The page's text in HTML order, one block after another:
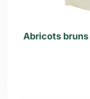
Abricots bruns